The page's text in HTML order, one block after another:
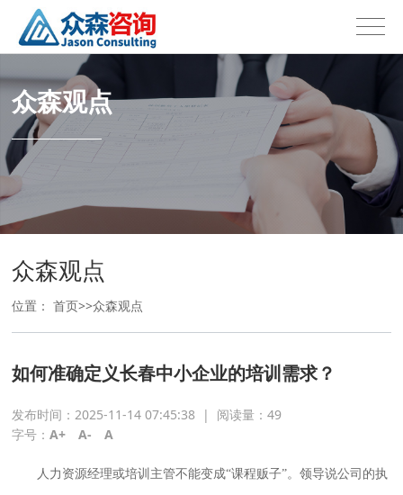
众森观点
众森观点
位置：首页>>众森观点
如何准确定义长春中小企业的培训需求？
发布时间：2025-11-14 07:45:38 | 阅读量：49
字号：A+ A- A
人力资源经理或培训主管不能变成“课程贩子”。领导说公司的执